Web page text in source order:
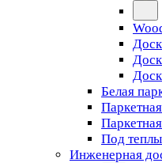
Белая
Под
Инженерная